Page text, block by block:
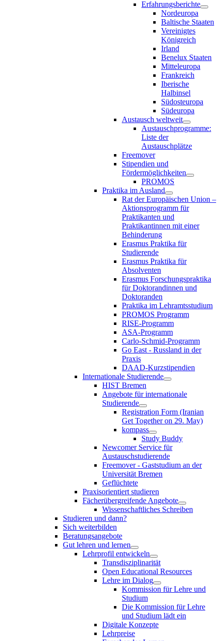
Erfahrungsberichte
Nordeuropa
Baltische Staaten
Vereinigtes
Königreich
Irland
Benelux Staaten
Mitteleuropa
Frankreich
Iberische
Halbinsel
Südosteuropa
Südeuropa
Austausch weltweit
Austauschprogramme:
Liste der
Austauschplätze
Freemover
Stipendien und
Fördermöglichkeiten
PROMOS
Praktika im Ausland
Rat der Europäischen Union –
Aktionsprogramm für
Praktikanten und
Praktikantinnen mit einer
Behinderung
Erasmus Praktika für
Studierende
Erasmus Praktika für
Absolventen
Erasmus Forschungspraktika
für Doktorandinnen und
Doktoranden
Praktika im Lehramtsstudium
PROMOS Programm
RISE-Programm
ASA-Programm
Carlo-Schmid-Programm
Go East - Russland in der
Praxis
DAAD-Kurzstipendien
Internationale Studierende
HIST Bremen
Angebote für internationale
Studierende
Registration Form (Iranian
Get Together on 29. May)
kompass
Study Buddy
Newcomer Service für
Austauschstudierende
Freemover - Gaststudium an der
Universität Bremen
Geflüchtete
Praxisorientiert studieren
Fächerübergreifende Angebote
Wissenschaftliches Schreiben
Studieren und dann?
Sich weiterbilden
Beratungsangebote
Gut lehren und lernen
Lehrprofil entwickeln
Transdisziplinarität
Open Educational Resources
Lehre im Dialog
Kommission für Lehre und
Studium
Die Kommission für Lehre
und Studium lädt ein
Digitale Konzepte
Lehrpreise